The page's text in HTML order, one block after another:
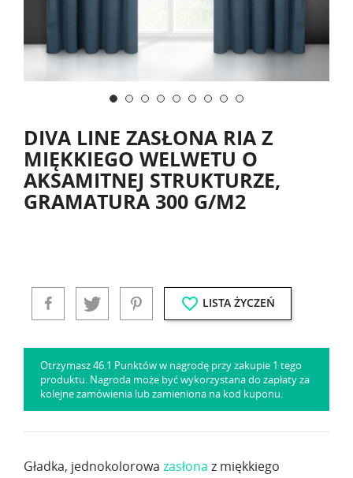
DIVA LINE ZASŁONA RIA Z
MIĘKKIEGO WELWETU O
AKSAMITNEJ STRUKTURZE,
GRAMATURA 300 G/M2
favorite_border LISTA ŻYCZEŃ
Otrzymasz 46.1 Punktów w nagrodę przy zakupie 1 tego
produktu. Nagroda może być wykorzystana do zapłaty za
kolejne zamówienia lub zamieniona na kod kuponu.
Gładka, jednokolorowa zasłona z miękkiego